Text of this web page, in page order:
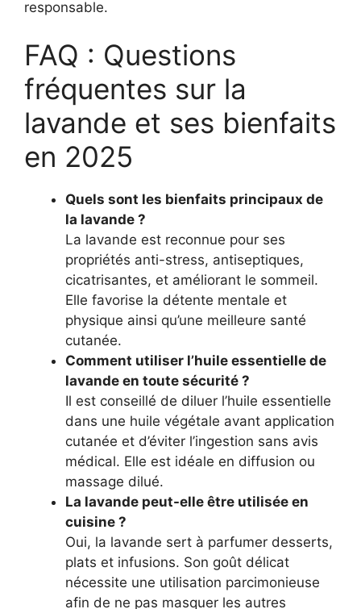
responsable.
FAQ : Questions
fréquentes sur la
lavande et ses bienfaits
en 2025
Quels sont les bienfaits principaux de
la lavande ?
La lavande est reconnue pour ses
propriétés anti-stress, antiseptiques,
cicatrisantes, et améliorant le sommeil.
Elle favorise la détente mentale et
physique ainsi qu’une meilleure santé
cutanée.
Comment utiliser l’huile essentielle de
lavande en toute sécurité ?
Il est conseillé de diluer l’huile essentielle
dans une huile végétale avant application
cutanée et d’éviter l’ingestion sans avis
médical. Elle est idéale en diffusion ou
massage dilué.
La lavande peut-elle être utilisée en
cuisine ?
Oui, la lavande sert à parfumer desserts,
plats et infusions. Son goût délicat
nécessite une utilisation parcimonieuse
afin de ne pas masquer les autres